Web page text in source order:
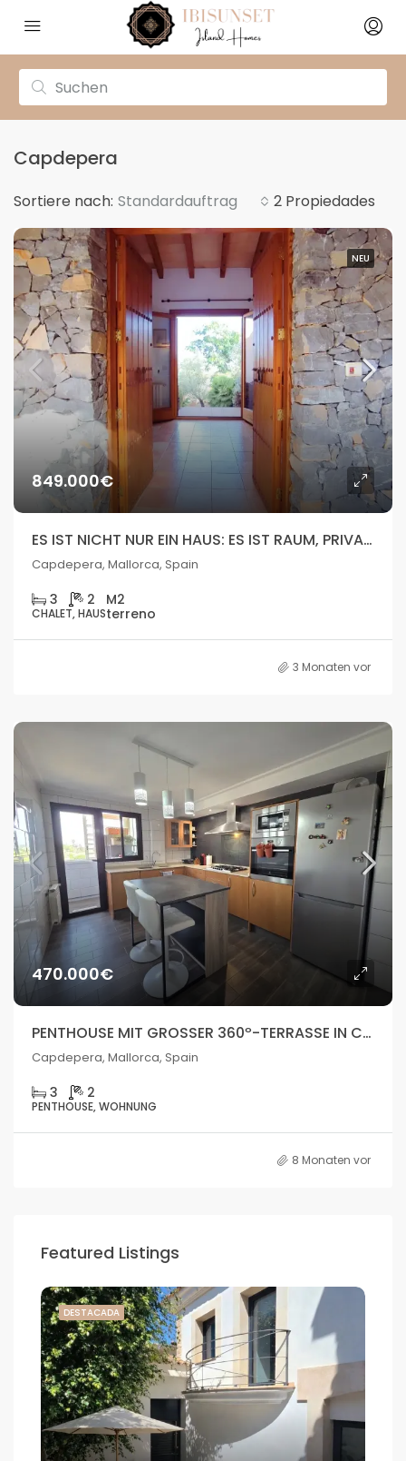
Capdepera
2 Propiedades
Sortiere nach: Standardauftrag
NEU
849.000€
ES IST NICHT NUR EIN HAUS: ES IST RAUM, PRIVATSPHÄRE UND ECHTES POTENZIAL AUF MALLORCA.
Capdepera, Mallorca, Spain
3 2
CHALET, HAUS
3 Monaten vor
470.000€
PENTHOUSE MIT GROSSER 360º-TERRASSE IN CAPDEPERA, MALLORCA
Capdepera, Mallorca, Spain
3 2
PENTHOUSE, WOHNUNG
8 Monaten vor
Featured Listings
DESTACADA